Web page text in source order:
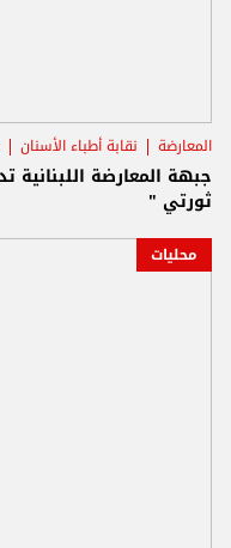
المعارضة نقابة أطباء الأسنان
جبهة المعارضة اللبنانية
ثورتي "
محليات